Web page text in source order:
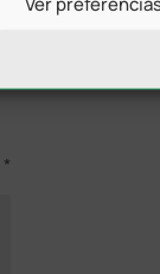
*